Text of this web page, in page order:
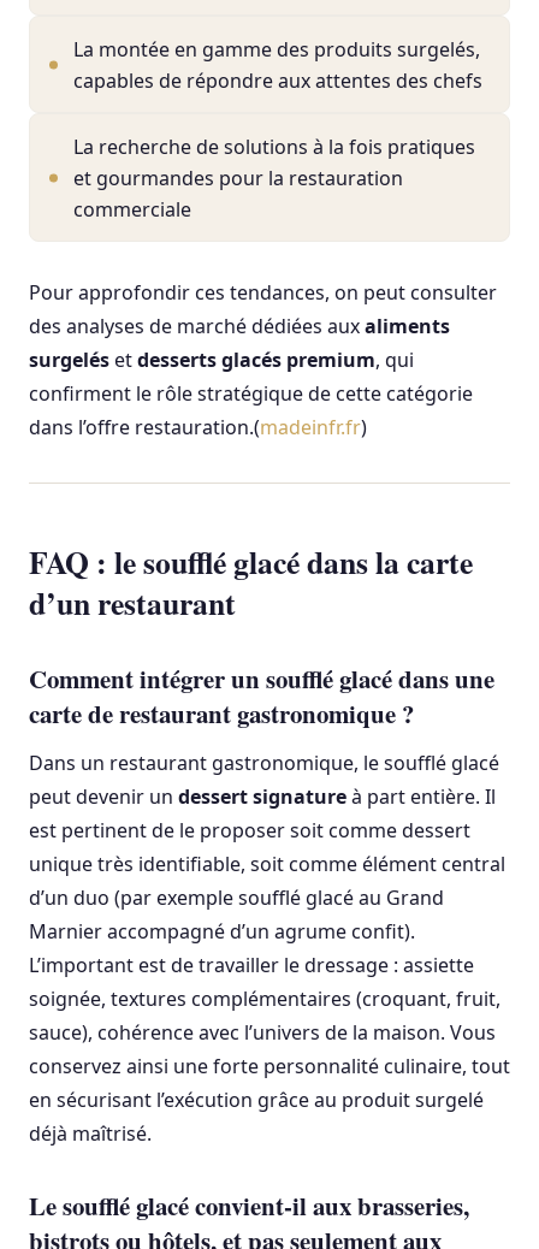
La montée en gamme des produits surgelés,
capables de répondre aux attentes des chefs
La recherche de solutions à la fois pratiques
et gourmandes pour la restauration
commerciale
Pour approfondir ces tendances, on peut consulter
des analyses de marché dédiées auxaliments
surgelésetdesserts glacés premium, qui
confirment le rôle stratégique de cette catégorie
dans l’offre restauration.(madeinfr.fr)
FAQ : le soufflé glacé dans la carte
d’un restaurant
Comment intégrer un soufflé glacé dans une
carte de restaurant gastronomique ?
Dans un restaurant gastronomique, le soufflé glacé
peut devenir un dessert signatureà part entière. Il
est pertinent de le proposer soit comme dessert
unique très identifiable, soit comme élément central
d’un duo (par exemple soufflé glacé au Grand
Marnier accompagné d’un agrume confit).
L’important est de travailler le dressage : assiette
soignée, textures complémentaires (croquant, fruit,
sauce), cohérence avec l’univers de la maison. Vous
conservez ainsi une forte personnalité culinaire, tout
en sécurisant l’exécution grâce au produit surgelé
déjà maîtrisé.
Le soufflé glacé convient-il aux brasseries,
bistrots ou hôtels, et pas seulement aux